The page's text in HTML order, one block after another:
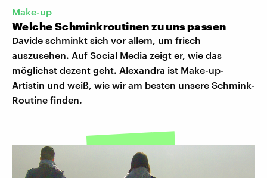
Make-up
Welche Schminkroutinen zu uns passen
Davide schminkt sich vor allem, um frisch
auszusehen. Auf Social Media zeigt er, wie das
möglichst dezent geht. Alexandra ist Make-up-
Artistin und weiß, wie wir am besten unsere Schmink-
Routine finden.